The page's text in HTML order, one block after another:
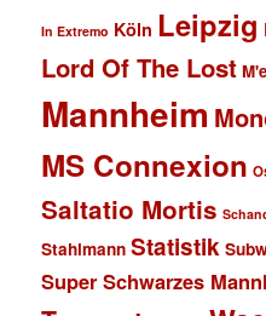
In Extremo Köln Leipzig
Lord Of The Lost
Mannheim
MS Connexion
Saltatio Mortis
Stahlmann Statistik
Super Schwarzes